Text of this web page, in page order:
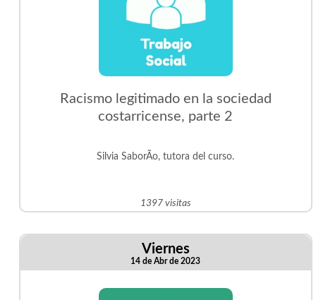
Racismo legitimado en la sociedad
costarricense, parte 2
Silvia SaborÃ­o, tutora del curso.
1397 visitas
Viernes
14 de Abr de 2023